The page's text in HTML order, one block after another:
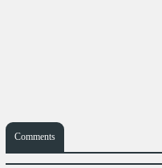
Comments